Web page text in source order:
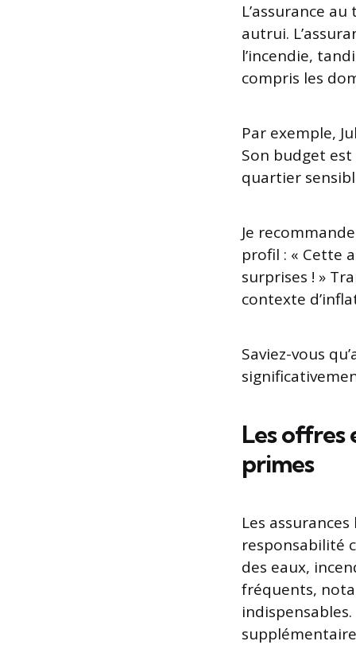
L’assurance
autrui.
l’incendie,
compris les
Par exemple,
Son budget
quartier
Je
profil : « Cette
surprises ! »
contexte
Saviez-vous
Les offres
primes
Les
responsabilité
des eaux,
fréquents,